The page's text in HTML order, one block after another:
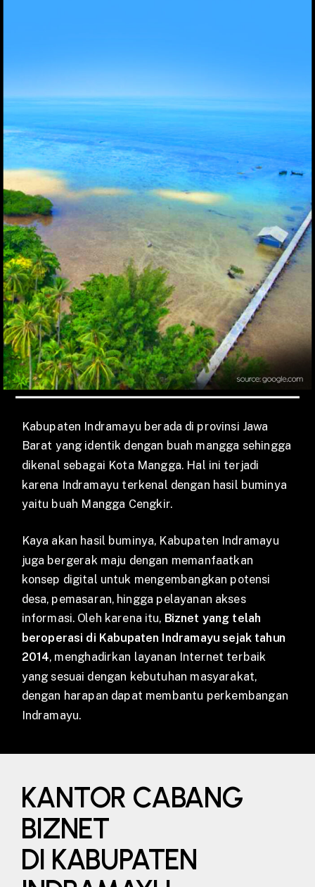
Kabupaten Indramayu berada di provinsi Jawa
Barat yang identik dengan buah mangga sehingga
dikenal sebagai Kota Mangga. Hal ini terjadi
karena Indramayu terkenal dengan hasil buminya
yaitu buah Mangga Cengkir.
Kaya akan hasil buminya, Kabupaten Indramayu
juga bergerak maju dengan memanfaatkan
konsep digital untuk mengembangkan potensi
desa, pemasaran, hingga pelayanan akses
informasi. Oleh karena itu, Biznet yang telah
beroperasi di Kabupaten Indramayu sejak tahun
2014, menghadirkan layanan Internet terbaik
yang sesuai dengan kebutuhan masyarakat,
dengan harapan dapat membantu perkembangan
Indramayu.
KANTOR CABANG
BIZNET
DI KABUPATEN